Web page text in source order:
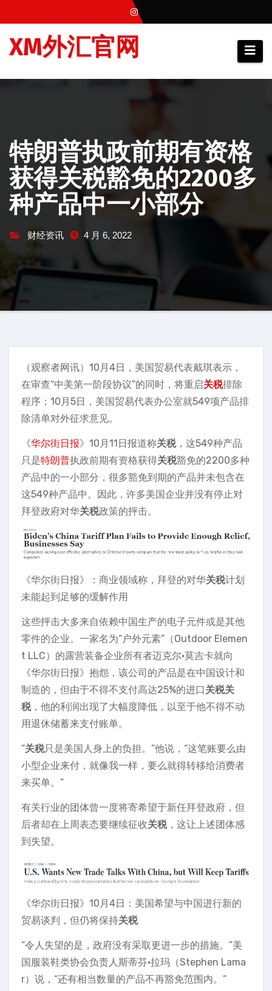
至
XM外汇官网
特朗普执政前期有资格
获得关税豁免的2200多
种产品中一小部分
财经资讯 4 月 6, 2022
（观察者网讯）10月4日，美国贸易代表戴琪表示，
在审查“中美第一阶段协议”的同时，将重启关税排除
程序；10月5日，美国贸易代表办公室就549项产品排
除清单对外征求意见。
《华尔街日报》10月11日报道称关税，这549种产品
只是特朗普执政前期有资格获得关税豁免的2200多种
产品中的一小部分，很多豁免到期的产品并未包含在
这549种产品中。因此，许多美国企业并没有停止对
拜登政府对华关税政策的抨击。
《华尔街日报》：商业领域称，拜登的对华关税计划
未能起到足够的缓解作用
这些抨击大多来自依赖中国生产的电子元件或是其他
零件的企业。一家名为“户外元素”（Outdoor Elemen
t LLC）的露营装备企业所有者迈克尔·莫吉卡就向
《华尔街日报》抱怨，该公司的产品是在中国设计和
制造的，但由于不得不支付高达25%的进口关税关
税，他的利润出现了大幅度降低，以至于他不得不动
用退休储蓄来支付账单。
“关税只是美国人身上的负担。”他说，“这笔账要么由
小型企业来付，就像我一样，要么就得转移给消费者
来买单。”
有关行业的团体曾一度将寄希望于新任拜登政府，但
后者却在上周表态要继续征收关税，这让上述团体感
到失望。
《华尔街日报》10月4日：美国希望与中国进行新的
贸易谈判，但仍将保持关税
“令人失望的是，政府没有采取更进一步的措施。”美
国服装鞋类协会负责人斯蒂芬·拉玛（Stephen Lama
r）说，“还有相当数量的产品不再豁免范围内。”